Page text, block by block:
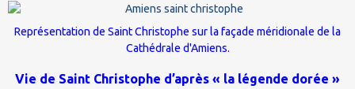
Représentation de Saint Christophe sur la façade méridionale de la
Cathédrale d'Amiens.
Vie de Saint Christophe d’après « la légende dorée »